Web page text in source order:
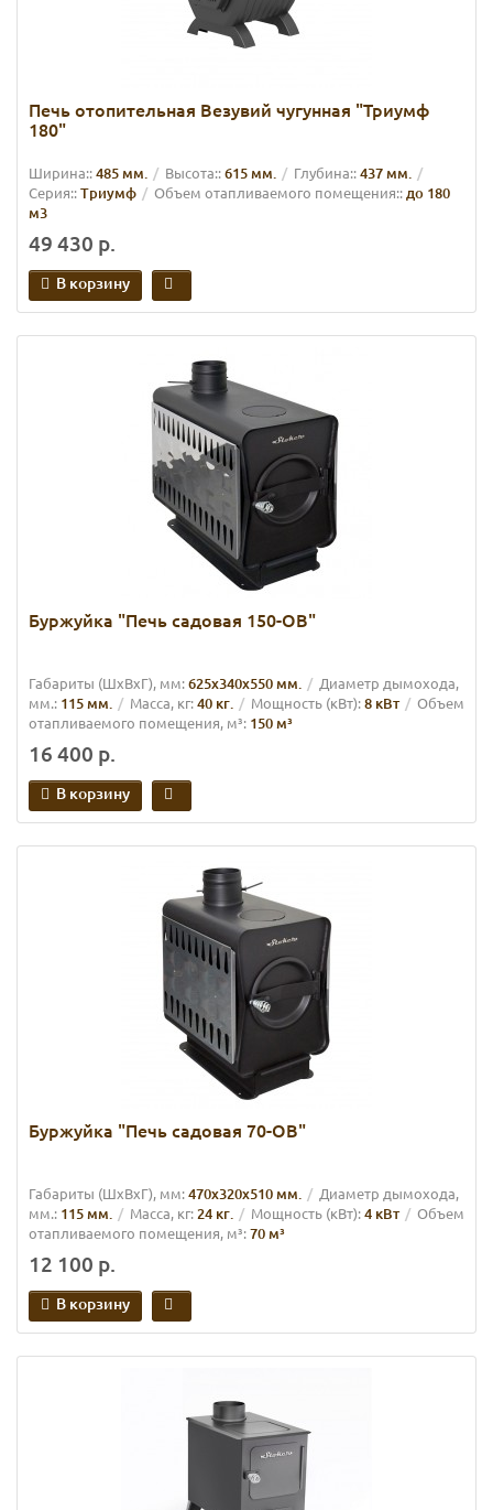
Печь отопительная Везувий чугунная "Триумф
180"
Ширина::485 мм. Высота::615 мм. Глубина::437 мм.
Серия::Триумф Объем отапливаемого помещения::до 180
м3
49 430 р.
В корзину
Буржуйка "Печь садовая 150-ОВ"
Габариты (ШхВхГ), мм:625х340х550 мм.
Диаметр дымохода,
мм.: 115 мм. Масса, кг:40 кг. Мощность (кВт):8 кВт
Объем
отапливаемого помещения, м³: 150 м³
16 400 р.
В корзину
Буржуйка "Печь садовая 70-ОВ"
Габариты (ШхВхГ), мм:470х320х510 мм.
Диаметр дымохода,
мм.: 115 мм. Масса, кг:24 кг. Мощность (кВт):4 кВт
Объем
отапливаемого помещения, м³:70 м³
12 100 р.
В корзину